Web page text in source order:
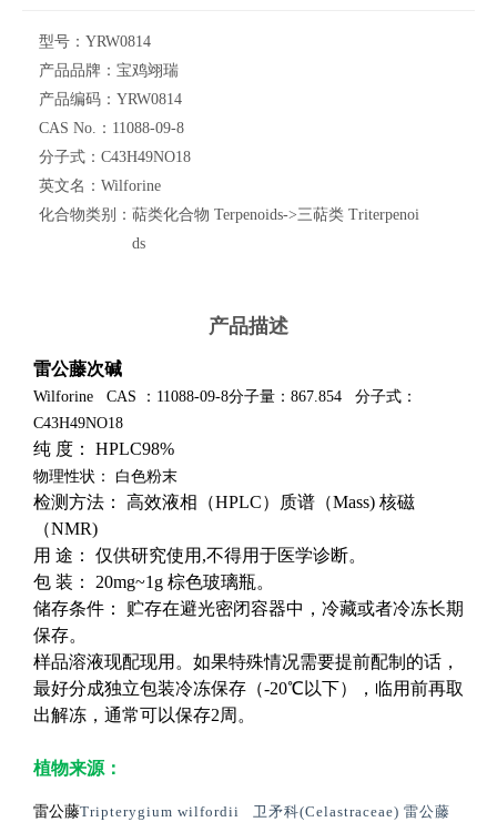
型号： YRW0814
产品品牌： 宝鸡翊瑞
产品编码： YRW0814
CAS No.： 11088-09-8
分子式： C43H49NO18
英文名： Wilforine
化合物类别： 萜类化合物 Terpenoids->三萜类 Triterpenoi
ds
产品描述
雷公藤次碱
Wilforine CAS ：11088-09-8分子量： 867.854
分子式：
C43H49NO18
纯 度： HPLC98%
物理性状： 白色粉末
检测方法： 高效液相（HPLC）质谱（Mass) 核磁
（NMR)
用 途： 仅供研究使用,不得用于医学诊断。
包 装： 20mg~1g 棕色玻璃瓶。
储存条件： 贮存在避光密闭容器中，冷藏或者冷冻长期
保存。
样品溶液现配现用。如果特殊情况需要提前配制的话，
最好分成独立包装冷冻保存（-20℃以下），临用前再取
出解冻，通常可以保存2周。
植物来源：
雷公藤Tripterygium wilfordii 卫矛科(Celastraceae) 雷公藤